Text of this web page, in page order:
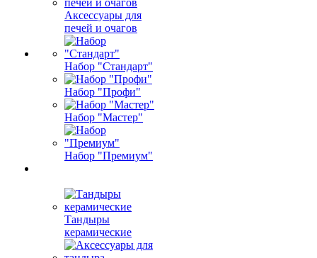
Аксессуары для
печей и очагов
Набор "Стандарт"
Набор "Профи"
Набор "Мастер"
Набор "Премиум"
Тандыры
керамические